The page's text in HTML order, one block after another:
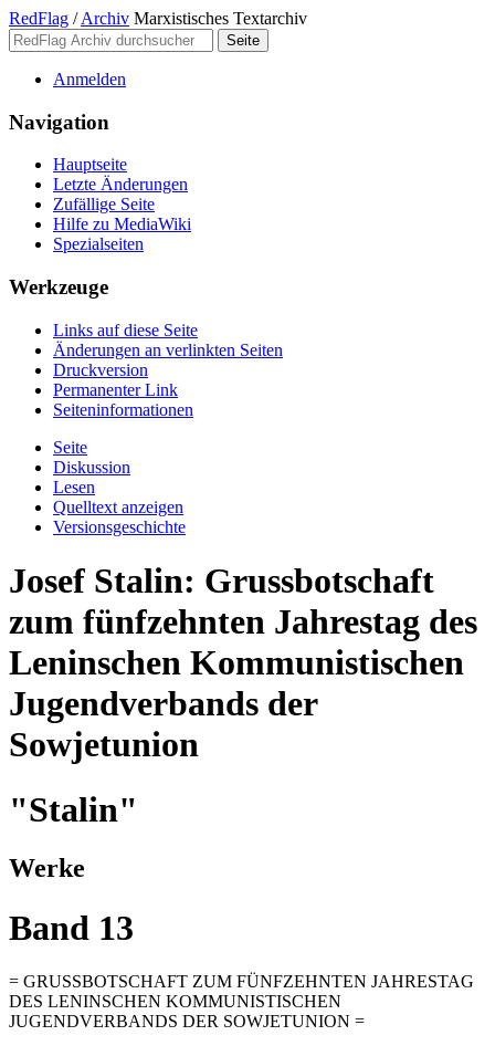
RedFlag / Archiv Marxistisches Textarchiv
Anmelden
Navigation
Hauptseite
Letzte Änderungen
Zufällige Seite
Hilfe zu MediaWiki
Spezialseiten
Werkzeuge
Links auf diese Seite
Änderungen an verlinkten Seiten
Druckversion
Permanenter Link
Seiten­­informationen
Seite
Diskussion
Lesen
Quelltext anzeigen
Versionsgeschichte
Josef Stalin: Grussbotschaft
zum fünfzehnten Jahrestag des
Leninschen Kommunistischen
Jugendverbands der
Sowjetunion
"Stalin"
Werke
Band 13
= GRUSSBOTSCHAFT ZUM FÜNFZEHNTEN JAHRESTAG
DES LENINSCHEN KOMMUNISTISCHEN
JUGENDVERBANDS DER SOWJETUNION =